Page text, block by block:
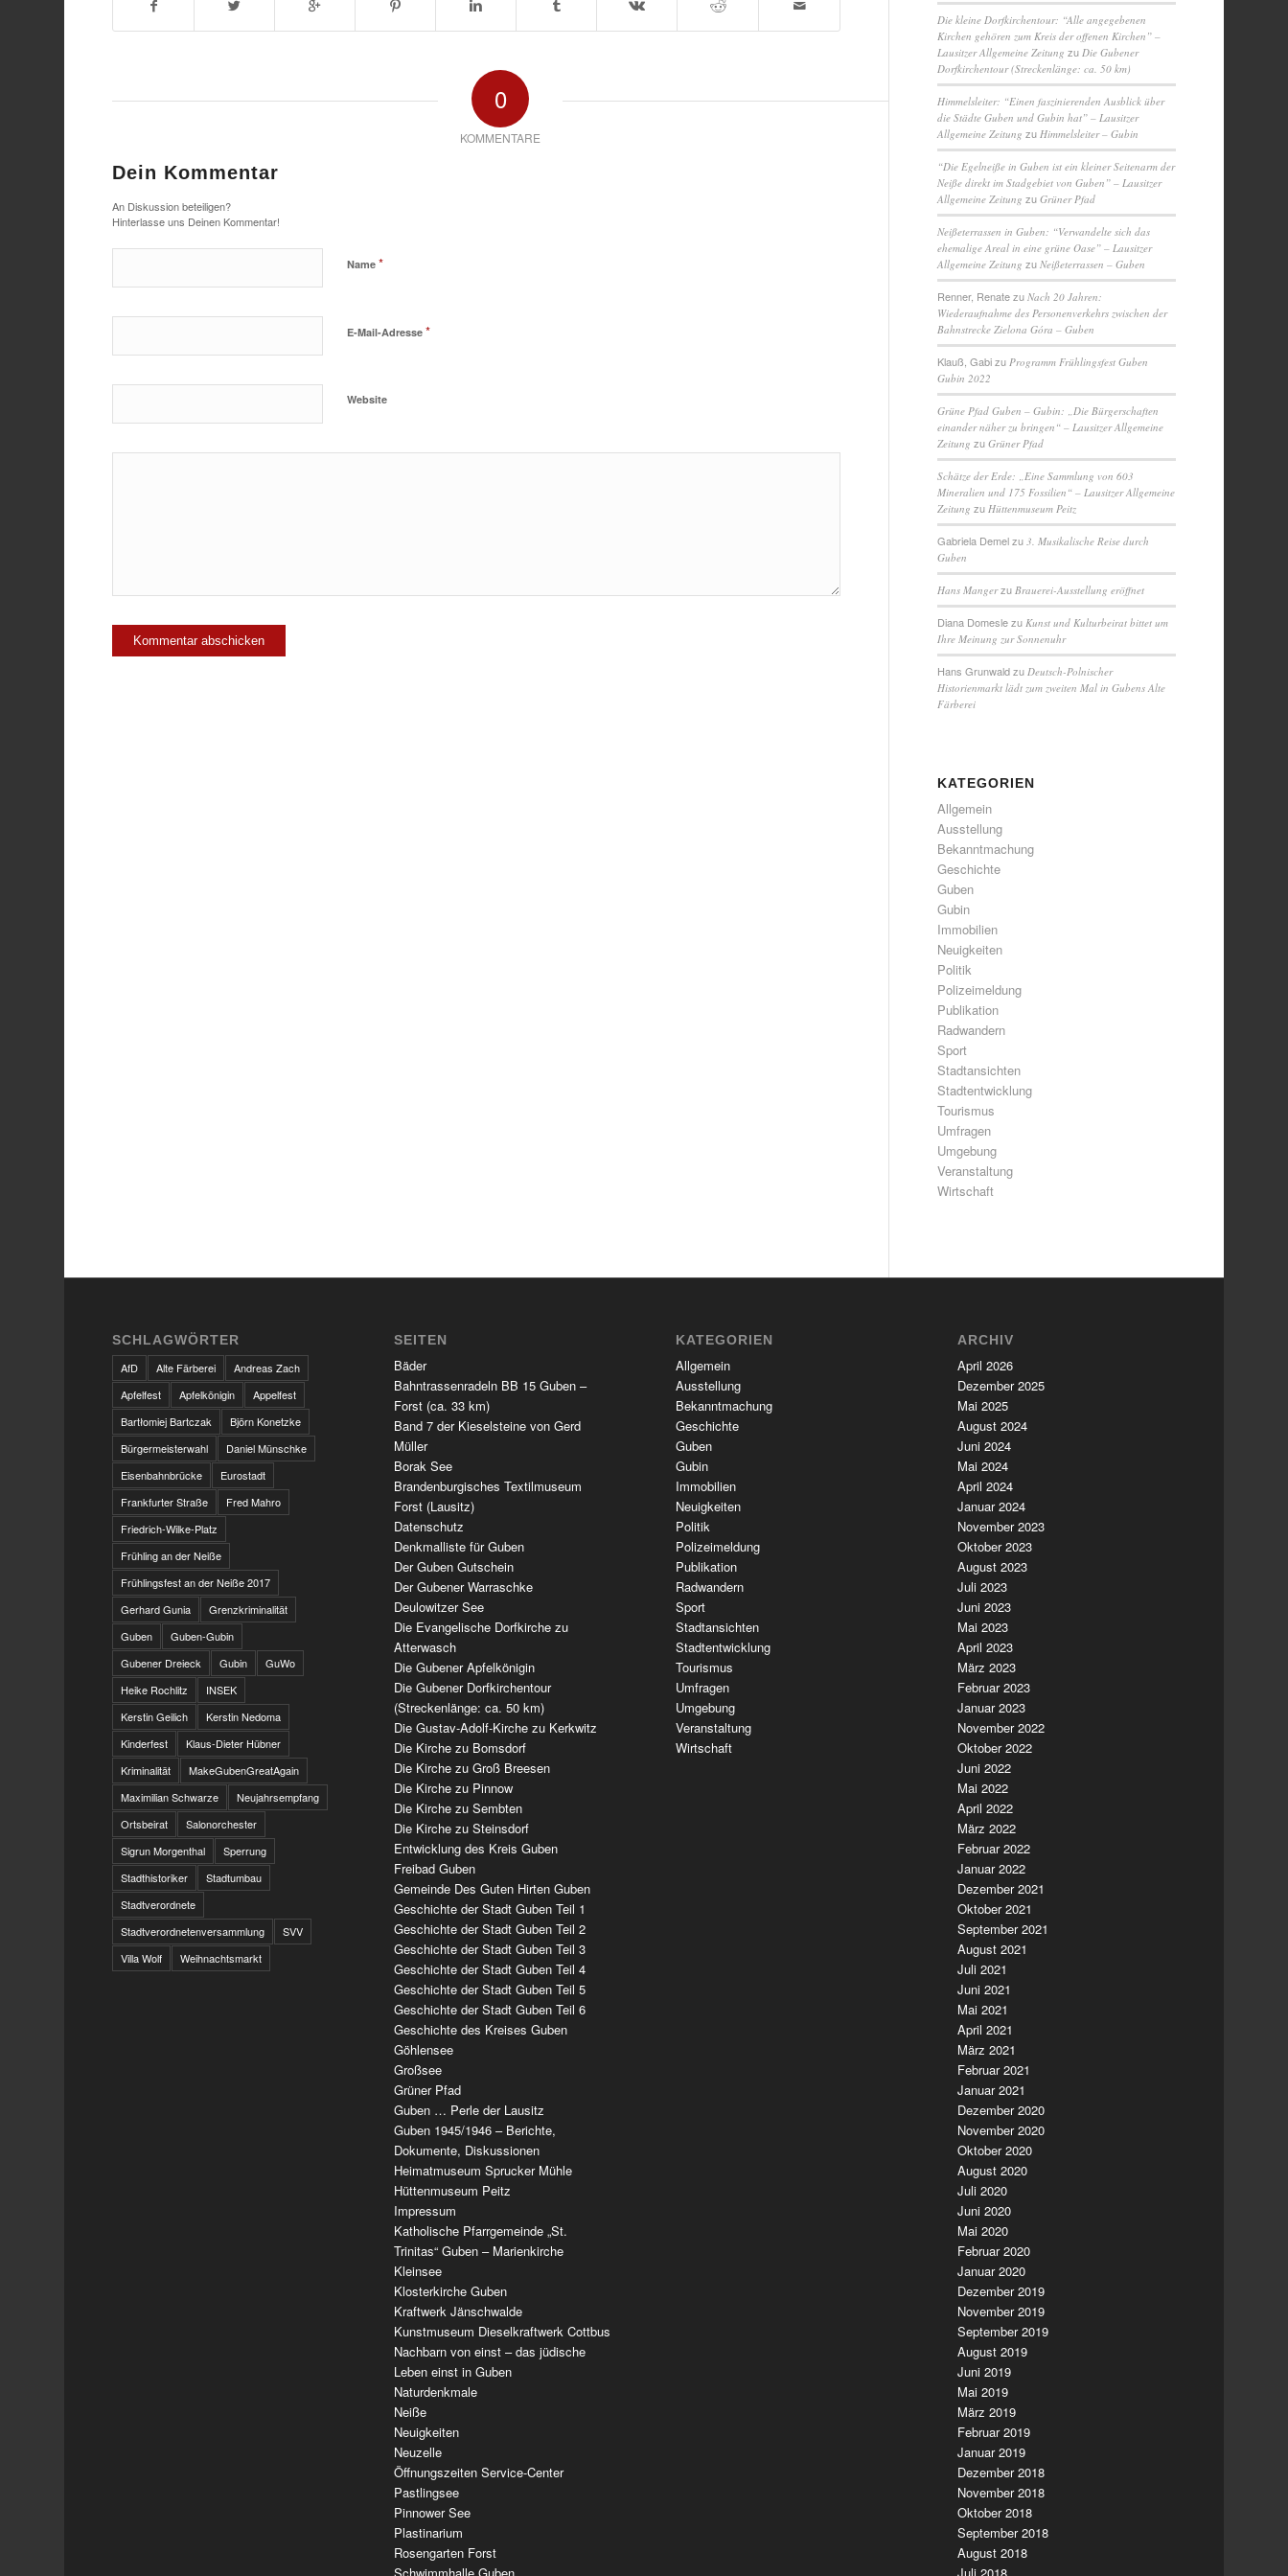
0
KOMMENTARE
Dein Kommentar
An Diskussion beteiligen?
Hinterlasse uns Deinen Kommentar!
Name*
E-Mail-Adresse*
Website
Die kleine Dorfkirchentour: “Alle angegebenen
Kirchen gehören zum Kreis der offenen Kirchen” –
Lausitzer Allgemeine Zeitung zu Die Gubener
Dorfkirchentour (Streckenlänge: ca. 50 km)
Himmelsleiter: “Einen faszinierenden Ausblick über
die Städte Guben und Gubin hat” – Lausitzer
Allgemeine Zeitung zu Himmelsleiter – Gubin
“Die Egelneiße in Guben ist ein kleiner Seitenarm der
Neiße direkt im Stadgebiet von Guben” – Lausitzer
Allgemeine Zeitung zuGrüner Pfad
Neißeterrassen in Guben: “Verwandelte sich das
ehemalige Areal in eine grüne Oase” – Lausitzer
Allgemeine Zeitung zuNeißeterrassen – Guben
Renner, RenatezuNach 20 Jahren:
Wiederaufnahme des Personenverkehrs zwischen der
Bahnstrecke Zielona Góra – Guben
Klauß, Gabizu Programm Frühlingsfest Guben
Gubin 2022
Grüne Pfad Guben – Gubin: „Die Bürgerschaften
einander näher zu bringen“ – Lausitzer Allgemeine
Zeitung zuGrüner Pfad
Schätze der Erde: „Eine Sammlung von 603
Mineralien und 175 Fossilien“ – Lausitzer Allgemeine
Zeitung zu Hüttenmuseum Peitz
Gabriela Demelzu 3. Musikalische Reise durch
Guben
Hans Mangerzu Brauerei-Ausstellung eröffnet
Diana Domeslezu Kunst und Kulturbeirat bittet um
Ihre Meinung zur Sonnenuhr
Hans Grunwaldzu Deutsch-Polnischer
Historienmarkt lädt zum zweiten Mal in Gubens Alte
Färberei
KATEGORIEN
Allgemein
Ausstellung
Bekanntmachung
Geschichte
Guben
Gubin
Immobilien
Neuigkeiten
Politik
Polizeimeldung
Publikation
Radwandern
Sport
Stadtansichten
Stadtentwicklung
Tourismus
Umfragen
Umgebung
Veranstaltung
Wirtschaft
SCHLAGWÖRTER
AfD
Alte Färberei
Andreas Zach
Apfelfest
Apfelkönigin
Appelfest
Bartłomiej Bartczak
Björn Konetzke
Bürgermeisterwahl
Daniel Münschke
Eisenbahnbrücke
Eurostadt
Frankfurter Straße
Fred Mahro
Friedrich-Wilke-Platz
Frühling an der Neiße
Frühlingsfest an der Neiße 2017
Gerhard Gunia
Grenzkriminalität
Guben
Guben-Gubin
Gubener Dreieck
Gubin
GuWo
Heike Rochlitz
INSEK
Kerstin Geilich
Kerstin Nedoma
Kinderfest
Klaus-Dieter Hübner
Kriminalität
MakeGubenGreatAgain
Maximilian Schwarze
Neujahrsempfang
Ortsbeirat
Salonorchester
Sigrun Morgenthal
Sperrung
Stadthistoriker
Stadtumbau
Stadtverordnete
Stadtverordnetenversammlung
SVV
Villa Wolf
Weihnachtsmarkt
SEITEN
Bäder
Bahntrassenradeln BB 15 Guben –
Forst (ca. 33 km)
Band 7 der Kieselsteine von Gerd
Müller
Borak See
Brandenburgisches Textilmuseum
Forst (Lausitz)
Datenschutz
Denkmalliste für Guben
Der Guben Gutschein
Der Gubener Warraschke
Deulowitzer See
Die Evangelische Dorfkirche zu
Atterwasch
Die Gubener Apfelkönigin
Die Gubener Dorfkirchentour
(Streckenlänge: ca. 50 km)
Die Gustav-Adolf-Kirche zu Kerkwitz
Die Kirche zu Bomsdorf
Die Kirche zu Groß Breesen
Die Kirche zu Pinnow
Die Kirche zu Sembten
Die Kirche zu Steinsdorf
Entwicklung des Kreis Guben
Freibad Guben
Gemeinde Des Guten Hirten Guben
Geschichte der Stadt Guben Teil 1
Geschichte der Stadt Guben Teil 2
Geschichte der Stadt Guben Teil 3
Geschichte der Stadt Guben Teil 4
Geschichte der Stadt Guben Teil 5
Geschichte der Stadt Guben Teil 6
Geschichte des Kreises Guben
Göhlensee
Großsee
Grüner Pfad
Guben … Perle der Lausitz
Guben 1945/1946 – Berichte,
Dokumente, Diskussionen
Heimatmuseum Sprucker Mühle
Hüttenmuseum Peitz
Impressum
Katholische Pfarrgemeinde „St.
Trinitas“ Guben – Marienkirche
Kleinsee
Klosterkirche Guben
Kraftwerk Jänschwalde
Kunstmuseum Dieselkraftwerk Cottbus
Nachbarn von einst – das jüdische
Leben einst in Guben
Naturdenkmale
Neiße
Neuigkeiten
Neuzelle
Öffnungszeiten Service-Center
Pastlingsee
Pinnower See
Plastinarium
Rosengarten Forst
KATEGORIEN
Allgemein
Ausstellung
Bekanntmachung
Geschichte
Guben
Gubin
Immobilien
Neuigkeiten
Politik
Polizeimeldung
Publikation
Radwandern
Sport
Stadtansichten
Stadtentwicklung
Tourismus
Umfragen
Umgebung
Veranstaltung
Wirtschaft
ARCHIV
April 2026
Dezember 2025
Mai 2025
August 2024
Juni 2024
Mai 2024
April 2024
Januar 2024
November 2023
Oktober 2023
August 2023
Juli 2023
Juni 2023
Mai 2023
April 2023
März 2023
Februar 2023
Januar 2023
November 2022
Oktober 2022
Juni 2022
Mai 2022
April 2022
März 2022
Februar 2022
Januar 2022
Dezember 2021
Oktober 2021
September 2021
August 2021
Juli 2021
Juni 2021
Mai 2021
April 2021
März 2021
Februar 2021
Januar 2021
Dezember 2020
November 2020
Oktober 2020
August 2020
Juli 2020
Juni 2020
Mai 2020
Februar 2020
Januar 2020
Dezember 2019
November 2019
September 2019
August 2019
Juni 2019
Mai 2019
März 2019
Februar 2019
Januar 2019
Dezember 2018
November 2018
Oktober 2018
September 2018
August 2018